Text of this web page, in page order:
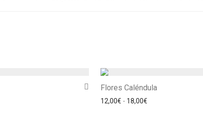
Rango de precios: desde 12,00€ hasta 18,00€
Flores Caléndula
12,00€ - 18,00€